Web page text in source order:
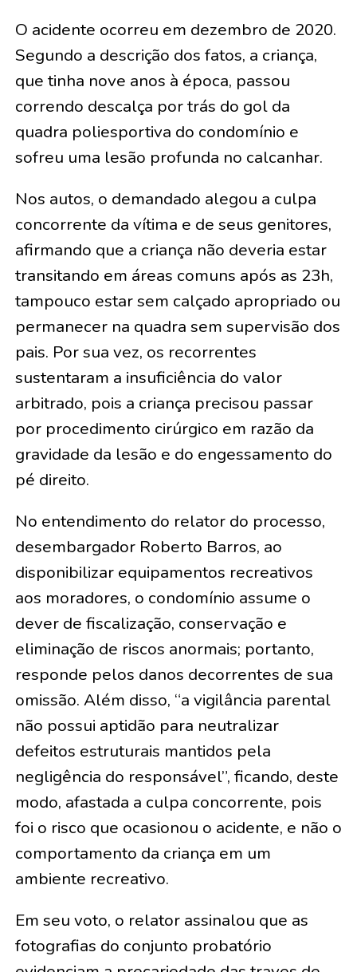
O acidente ocorreu em dezembro de 2020.
Segundo a descrição dos fatos, a criança,
que tinha nove anos à época, passou
correndo descalça por trás do gol da
quadra poliesportiva do condomínio e
sofreu uma lesão profunda no calcanhar.
Nos autos, o demandado alegou a culpa
concorrente da vítima e de seus genitores,
afirmando que a criança não deveria estar
transitando em áreas comuns após as 23h,
tampouco estar sem calçado apropriado ou
permanecer na quadra sem supervisão dos
pais. Por sua vez, os recorrentes
sustentaram a insuficiência do valor
arbitrado, pois a criança precisou passar
por procedimento cirúrgico em razão da
gravidade da lesão e do engessamento do
pé direito.
No entendimento do relator do processo,
desembargador Roberto Barros, ao
disponibilizar equipamentos recreativos
aos moradores, o condomínio assume o
dever de fiscalização, conservação e
eliminação de riscos anormais; portanto,
responde pelos danos decorrentes de sua
omissão. Além disso, “a vigilância parental
não possui aptidão para neutralizar
defeitos estruturais mantidos pela
negligência do responsável”, ficando, deste
modo, afastada a culpa concorrente, pois
foi o risco que ocasionou o acidente, e não o
comportamento da criança em um
ambiente recreativo.
Em seu voto, o relator assinalou que as
fotografias do conjunto probatório